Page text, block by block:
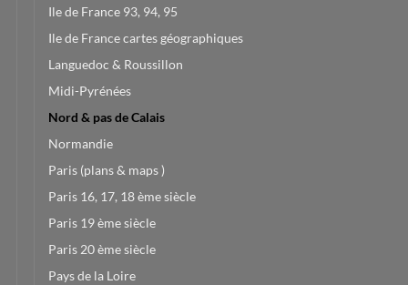
Ile de France 93, 94, 95
Ile de France cartes géographiques
Languedoc & Roussillon
Midi-Pyrénées
Nord & pas de Calais
Normandie
Paris (plans & maps )
Paris 16, 17, 18 ème siècle
Paris 19 ème siècle
Paris 20 ème siècle
Pays de la Loire